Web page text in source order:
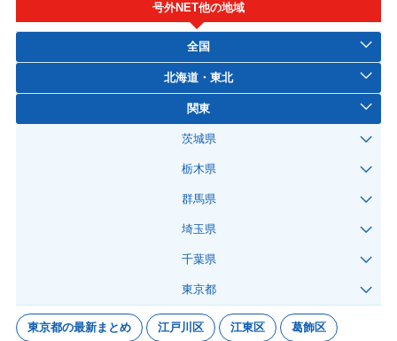
号外NET他の地域
全国
北海道・東北
関東
茨城県
栃木県
群馬県
埼玉県
千葉県
東京都
東京都の最新まとめ 江戸川区 江東区 葛飾区